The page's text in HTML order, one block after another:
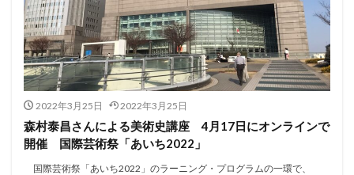
2022年3月25日 2022年3月25日
森村泰昌さんによる美術史講座 4月17日にオンラインで
開催 国際芸術祭「あいち2022」
国際芸術祭「あいち2022」のラーニング・プログラムの一環で、